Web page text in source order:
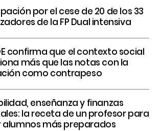
por el cese de 20 de los 33
de la FP Dual intensiva
confirma que el contexto social
más que las notas con la
como contrapeso
enseñanza y finanzas
la receta de un profesor para
más preparados